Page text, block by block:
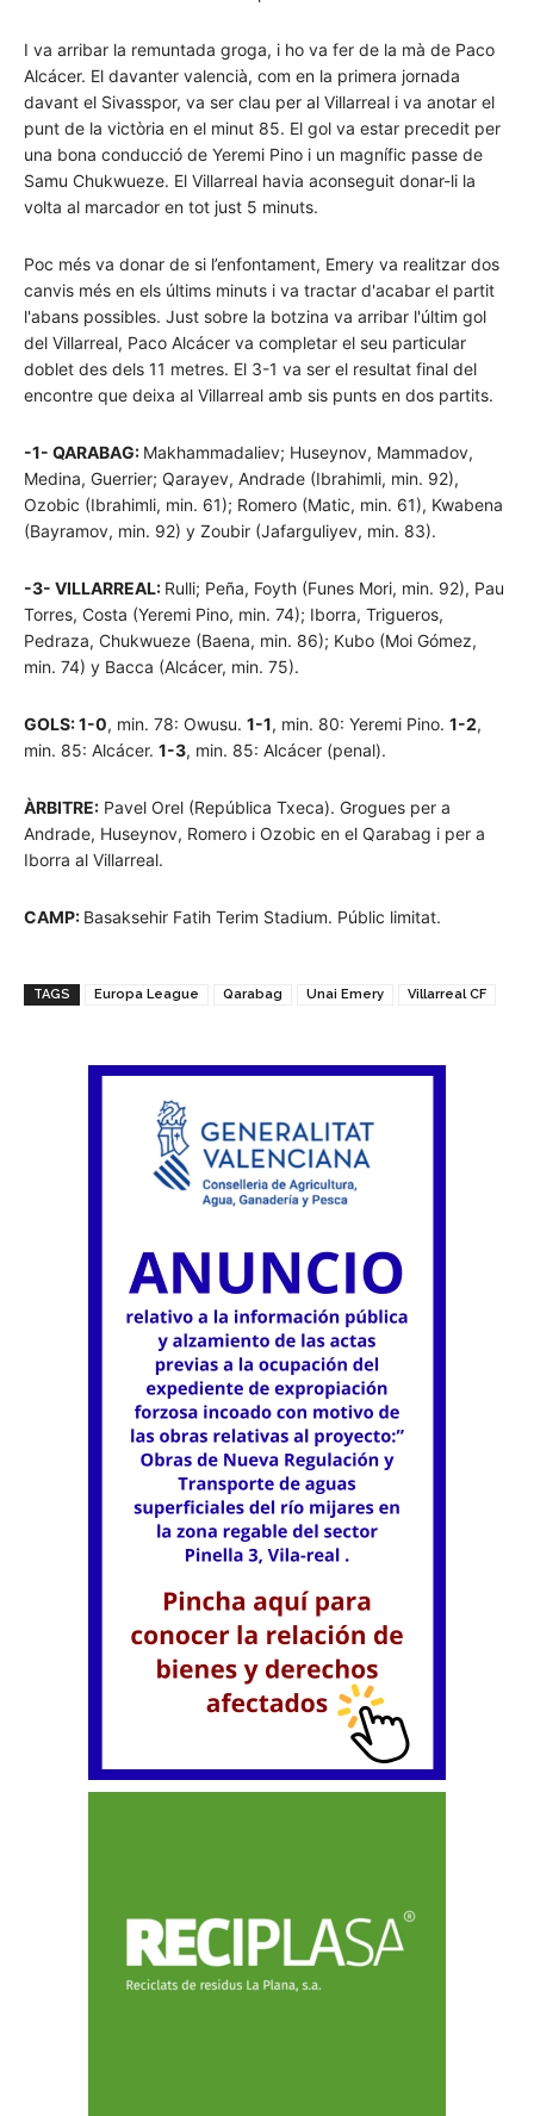
I va arribar la remuntada groga, i ho va fer de la mà de Paco
Alcácer. El davanter valencià, com en la primera jornada
davant el Sivasspor, va ser clau per al Villarreal i va anotar el
punt de la victòria en el minut 85. El gol va estar precedit per
una bona conducció de Yeremi Pino i un magnífic passe de
Samu Chukwueze. El Villarreal havia aconseguit donar-li la
volta al marcador en tot just 5 minuts.
Poc més va donar de si l’enfontament, Emery va realitzar dos
canvis més en els últims minuts i va tractar d'acabar el partit
l'abans possibles. Just sobre la botzina va arribar l'últim gol
del Villarreal, Paco Alcácer va completar el seu particular
doblet des dels 11 metres. El 3-1 va ser el resultat final del
encontre que deixa al Villarreal amb sis punts en dos partits.
-1- QARABAG: Makhammadaliev; Huseynov, Mammadov,
Medina, Guerrier; Qarayev, Andrade (Ibrahimli, min. 92),
Ozobic (Ibrahimli, min. 61); Romero (Matic, min. 61), Kwabena
(Bayramov, min. 92) y Zoubir (Jafarguliyev, min. 83).
-3- VILLARREAL: Rulli; Peña, Foyth (Funes Mori, min. 92), Pau
Torres, Costa (Yeremi Pino, min. 74); Iborra, Trigueros,
Pedraza, Chukwueze (Baena, min. 86); Kubo (Moi Gómez,
min. 74) y Bacca (Alcácer, min. 75).
GOLS: 1-0, min. 78: Owusu. 1-1, min. 80: Yeremi Pino. 1-2,
min. 85: Alcácer. 1-3, min. 85: Alcácer (penal).
ÀRBITRE: Pavel Orel (República Txeca). Grogues per a
Andrade, Huseynov, Romero i Ozobic en el Qarabag i per a
Iborra al Villarreal.
CAMP: Basaksehir Fatih Terim Stadium. Públic limitat.
TAGS Europa League Qarabag Unai Emery Villarreal CF